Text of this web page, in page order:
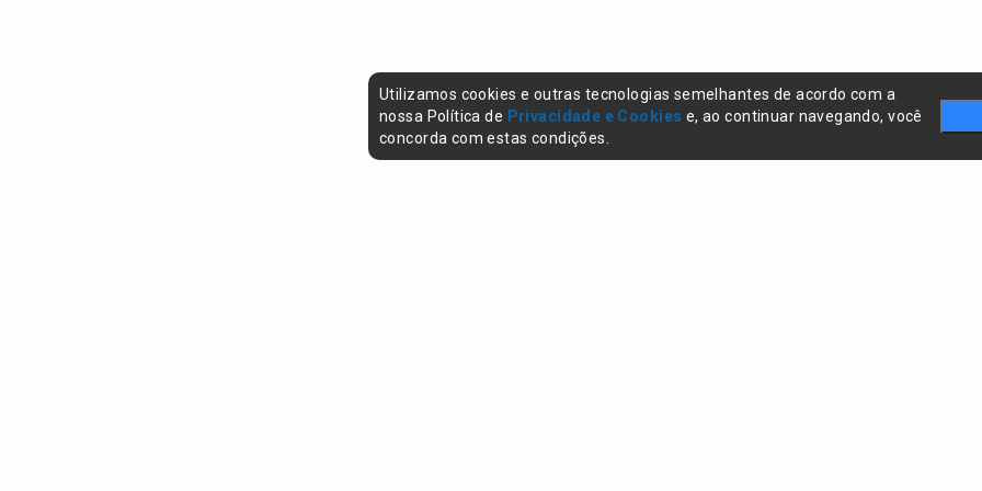
Utilizamos cookies e outras tecnologias semelhantes de acordo com a
nossa Política de Privacidade e Cookies e, ao continuar navegando, você
concorda com estas condições.